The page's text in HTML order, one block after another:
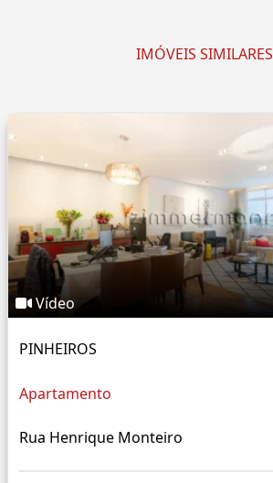
IMÓVEIS SIMILARES
Vídeo
PINHEIROS
Apartamento
Rua Henrique Monteiro